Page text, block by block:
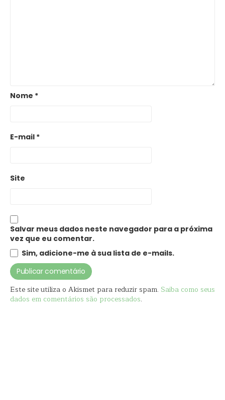
Nome *
E-mail *
Site
Salvar meus dados neste navegador para a próxima
vez que eu comentar.
Sim, adicione-me à sua lista de e-mails.
Este site utiliza o Akismet para reduzir spam. Saiba como seus
dados em comentários são processados.